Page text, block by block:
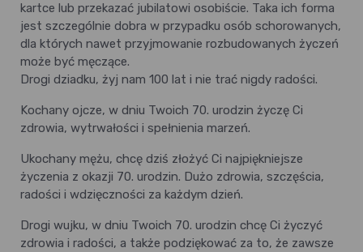
kartce lub przekazać jubilatowi osobiście. Taka ich forma
jest szczególnie dobra w przypadku osób schorowanych,
dla których nawet przyjmowanie rozbudowanych życzeń
może być męczące.
Drogi dziadku, żyj nam 100 lat i nie trać nigdy radości.
Kochany ojcze, w dniu Twoich 70. urodzin życzę Ci
zdrowia, wytrwałości i spełnienia marzeń.
Ukochany mężu, chcę dziś złożyć Ci najpiękniejsze
życzenia z okazji 70. urodzin. Dużo zdrowia, szczęścia,
radości i wdzięczności za każdym dzień.
Drogi wujku, w dniu Twoich 70. urodzin chcę Ci życzyć
zdrowia i radości, a także podziękować za to, że zawsze